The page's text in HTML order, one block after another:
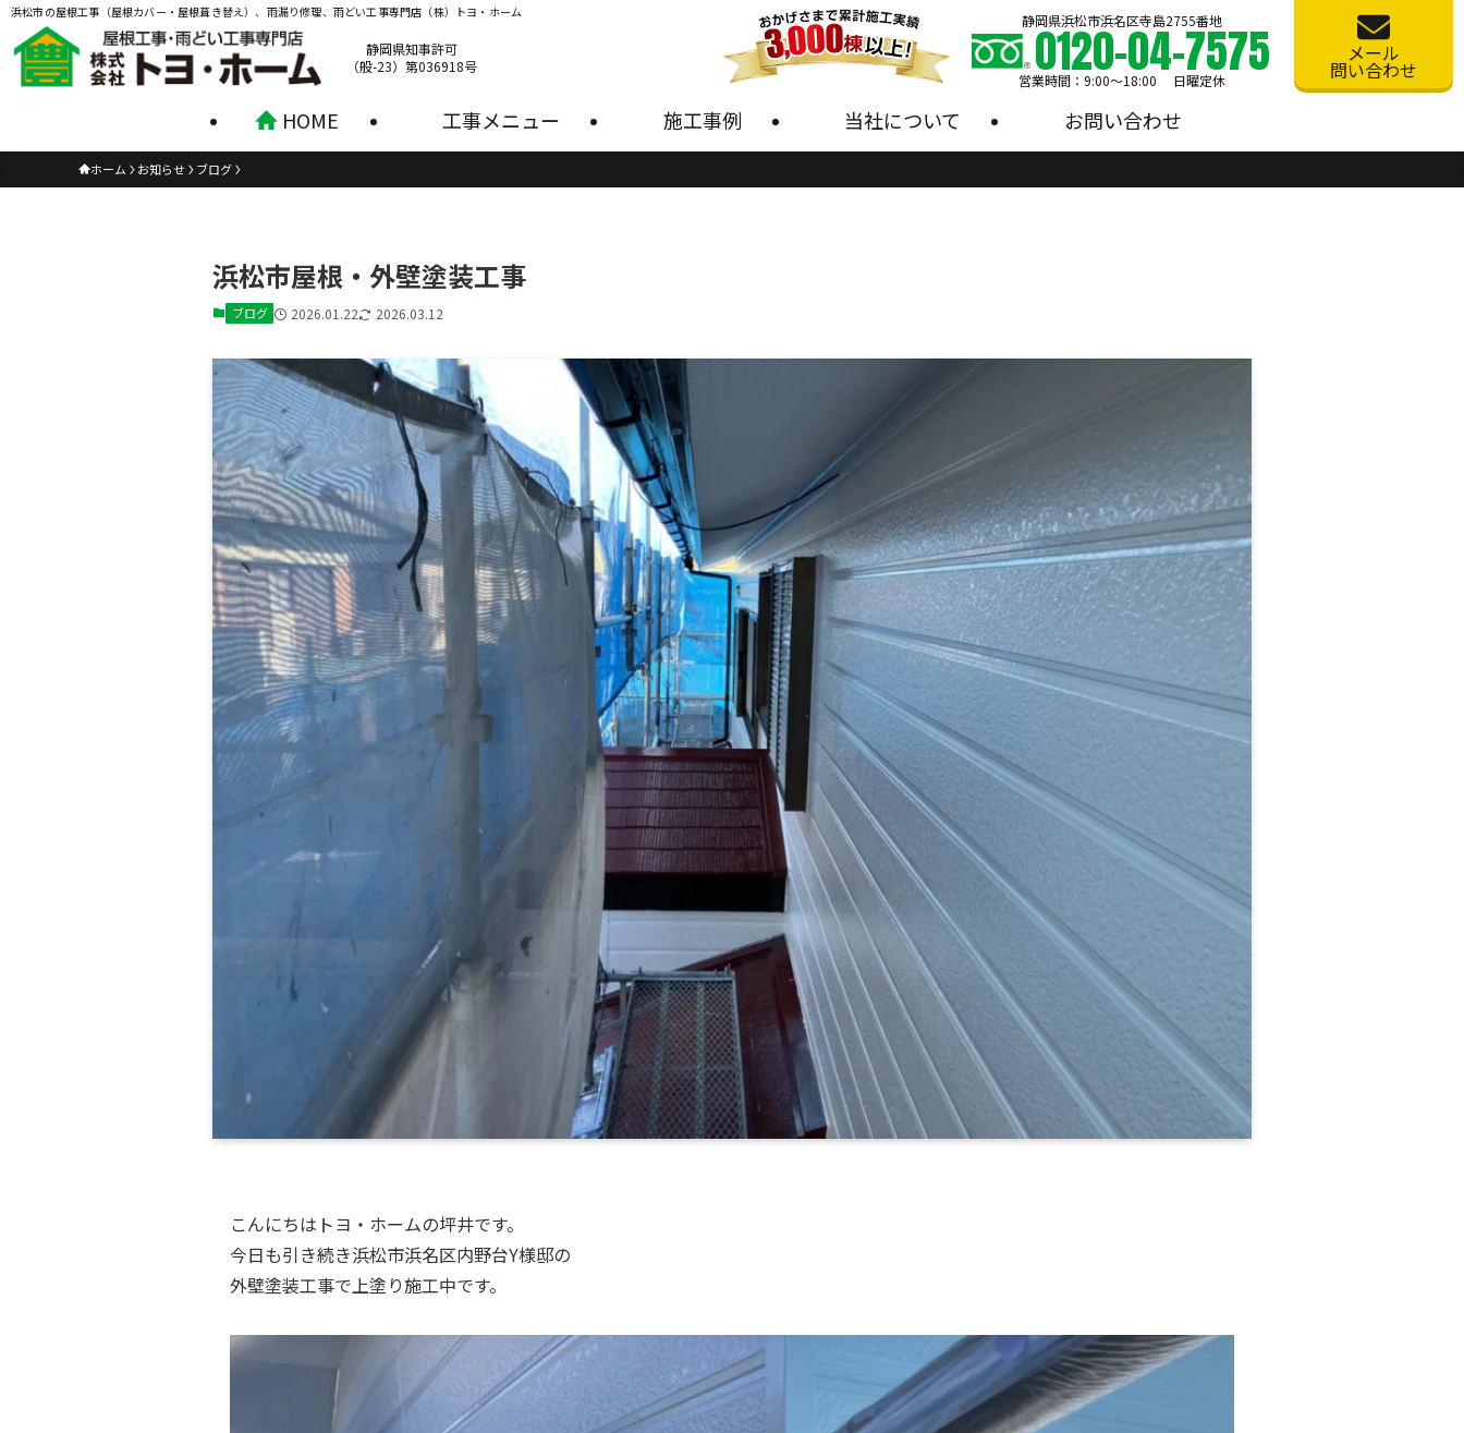
浜松市の屋根工事（屋根カバー・屋根葺き替え）、雨漏り修理、雨どい工事専門店（株）トヨ・ホーム
HOME 工事メニュー 施工事例 当社について お問い合わせ
静岡県知事許可
（般-23）第036918号
静岡県浜松市浜名区寺島2755番地
0120-04-7575
営業時間：9:00〜18:00 日曜定休
メール
問い合わせ
ホーム お知らせ ブログ
浜松市屋根・外壁塗装工事
ブログ 2026.01.22 2026.03.12
こんにちはトヨ・ホームの坪井です。
今日も引き続き浜松市浜名区内野台Y様邸の
外壁塗装工事で上塗り施工中です。